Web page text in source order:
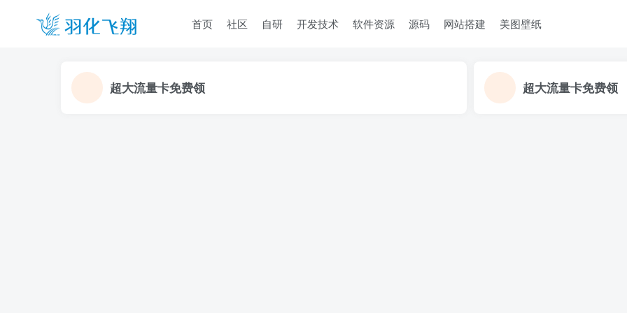
首页 社区 自研 开发技术 软件资源 源码 网站搭建 美图壁纸
超大流量卡免费领 超大流量卡免费领